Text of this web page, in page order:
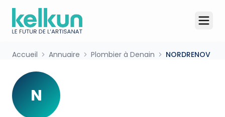
Accueil Annuaire Plombier à Denain NORDRENOV
N